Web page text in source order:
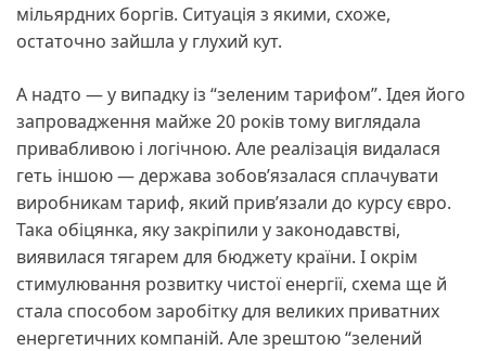
мільярдних боргів. Ситуація з якими, схоже,
остаточно зайшла у глухий кут.
А надто — у випадку із “зеленим тарифом”. Ідея його
запровадження майже 20 років тому виглядала
привабливою і логічною. Але реалізація видалася
геть іншою — держава зобов’язалася сплачувати
виробникам тариф, який прив’язали до курсу євро.
Така обіцянка, яку закріпили у законодавстві,
виявилася тягарем для бюджету країни. І окрім
стимулювання розвитку чистої енергії, схема ще й
стала способом заробітку для великих приватних
енергетичних компаній. Але зрештою “зелений